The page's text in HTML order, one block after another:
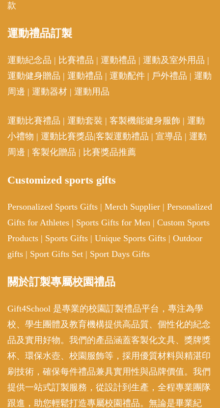
款
運動禮品訂製
運動紀念品 | 比賽禮品 | 運動禮品 | 運動及室外用品 |
運動健身贈品 | 運動禮品 | 運動配件 | 戶外禮品 | 運動
周邊 | 運動器材 | 運動用品
運動比賽禮品 | 運動套裝 | 客製機能健身服飾 | 運動
小禮物 | 運動比賽獎品|客製運動禮品 | 宣導品 | 運動
周邊 | 客製化贈品 | 比賽獎品推薦
Customized sports gifts
Personalized Sports Gifts | Merch Supplier | Personalized
Gifts for Athletes | Sports Gifts for Men | Custom Sports
Products | Sports Gifts | Unique Sports Gifts | Outdoor
gifts | Sport Gifts Set | Sport Days Gifts
關於訂製專屬校園禮品
Gift4School 是專業的校園訂製禮品平台，專注為學
校、學生團體及教育機構提供高品質、個性化的紀念
品及實用好物。我們的產品涵蓋客製化文具、獎牌獎
杯、環保水壺、校園服飾等，採用優質材料與精湛印
刷技術，確保每件禮品兼具實用性與品牌價值。我們
提供一站式訂製服務，從設計到生產，全程專業團隊
跟進，助您輕鬆打造專屬校園禮品。無論是畢業紀